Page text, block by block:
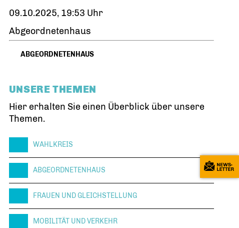
09.10.2025, 19:53 Uhr
Abgeordnetenhaus
ABGEORDNETENHAUS
UNSERE THEMEN
Hier erhalten Sie einen Überblick über unsere
Themen.
WAHLKREIS
ABGEORDNETENHAUS
FRAUEN UND GLEICHSTELLUNG
MOBILITÄT UND VERKEHR